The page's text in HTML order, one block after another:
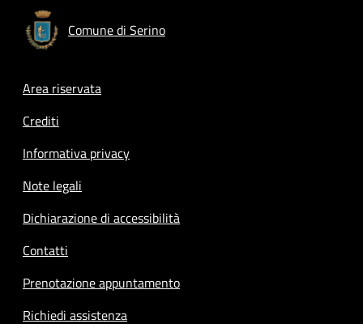
Comune di Serino
Footer menu
Area riservata
Crediti
Informativa privacy
Note legali
Dichiarazione di accessibilità
Contatti
Prenotazione appuntamento
Richiedi assistenza